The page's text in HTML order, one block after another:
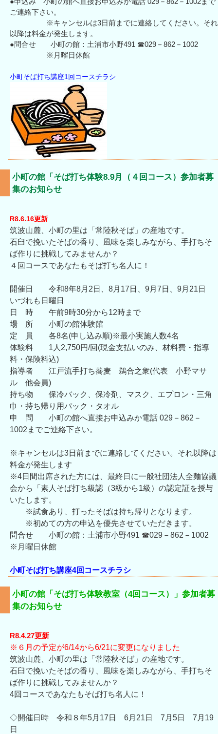
ご連絡下さい。
※キャンセルは3日前までに連絡してください。それ
以降は料金が発生します。
●問合せ 小町の館：土浦市小野491 ☎029－862－1002
※月曜日休館
小町そば打ち講座1回コースチラシ
小町の館「そば打ち体験8.9月（４回コース）参加者募
集のお知らせ
R8.6.16更新
筑波山麓、小町の里は「常陸秋そば」の産地です。
石臼で挽いたそばの香り、風味を楽しみながら、手打ちそ
ば作りに挑戦してみませんか？
４回コースであなたもそば打ち名人に！
開催日 令和8年8月2日、8月17日、9月7日、9月21日
いづれも日曜日
日 時 午前9時30分から12時まで
場 所 小町の館体験館
定 員 各8名(申し込み順)※最小実施人数4名
体験料 1人2,750円/回(現金支払いのみ、材料費・指導
料・保険料込)
指導者 江戸流手打ち蕎麦 鵜合之衆(代表 小野マサ
ル 他会員)
持ち物 保冷バック、保冷剤、マスク、エプロン・三角
巾・持ち帰り用パック・タオル
申 問 小町の館へ直接お申込みか電話 029－862－
1002までご連絡下さい。
※キャンセルは3日前までに連絡してください。それ以降は
料金が発生します
※4日間出席された方には、最終日に一般社団法人全麺協議
会から「素人そば打ち級認（3級から1級）の認定証を授与
いたします。
※試食あり、打ったそばは持ち帰りとなります。
※初めての方の申込を優先させていただきます。
問合せ 小町の館：土浦市小野491 ☎029－862－1002
※月曜日休館
小町そば打ち講座4回コースチラシ
小町の館「そば打ち体験教室（4回コース）」参加者募
集のお知らせ
R8.4.27更新
※６月の予定が6/14から6/21に変更になりました
筑波山麓、小町の里は「常陸秋そば」の産地です。
石臼で挽いたそばの香り、風味を楽しみながら、手打ちそ
ば作りに挑戦してみませんか？
4回コースであなたもそば打ち名人に！
◇開催日時 令和８年5月17日 6月21日 7月5日 7月19
日